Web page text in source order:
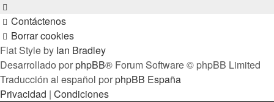
Contáctenos
Borrar cookies
Flat Style by Ian Bradley
Desarrollado porphpBB® Forum Software © phpBB Limited
Traducción al español porphpBB España
Privacidad | Condiciones